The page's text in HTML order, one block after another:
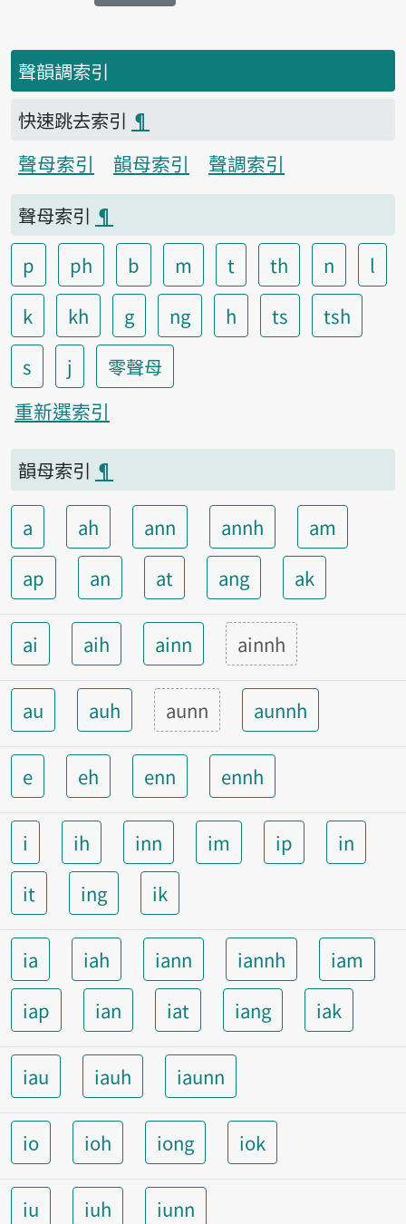
聲韻調索引
快速跳去索引 ¶
聲母索引
韻母索引
聲調索引
聲母索引 ¶
p
ph b m t th n
l
k
kh g ng h ts
tsh
s
j
零聲母
重新選索引
韻母索引 ¶
a ah ann annh
am
ap
an at ang ak
ai aih ainn ainnh
au auh aunn aunnh
e eh enn ennh
i ih inn im ip
in
it
ing ik
ia iah iann iannh
iam
iap
ian iat iang iak
iau iauh iaunn
io ioh iong iok
iu iuh iunn